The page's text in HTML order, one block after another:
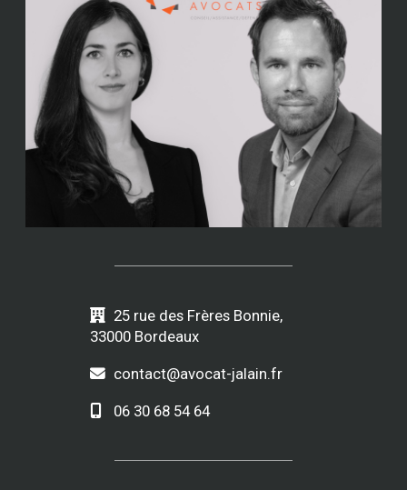
25 rue des Frères Bonnie,
33000 Bordeaux
contact@avocat-jalain.fr
06 30 68 54 64